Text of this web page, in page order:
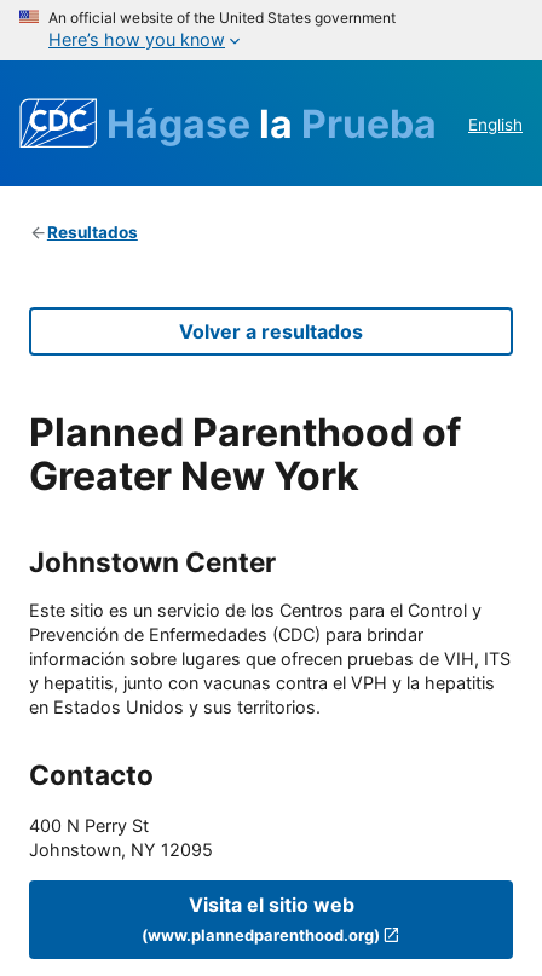
An official website of the United States government
Here’s how you know
Hágase la Prueba English
Resultados
Volver a resultados
Planned Parenthood of
Greater New York
Johnstown Center
Este sitio es un servicio de los Centros para el Control y
Prevención de Enfermedades (CDC) para brindar
información sobre lugares que ofrecen pruebas de VIH, ITS
y hepatitis, junto con vacunas contra el VPH y la hepatitis
en Estados Unidos y sus territorios.
Contacto
400 N Perry St
Johnstown, NY 12095
Visita el sitio web
(www.plannedparenthood.org)